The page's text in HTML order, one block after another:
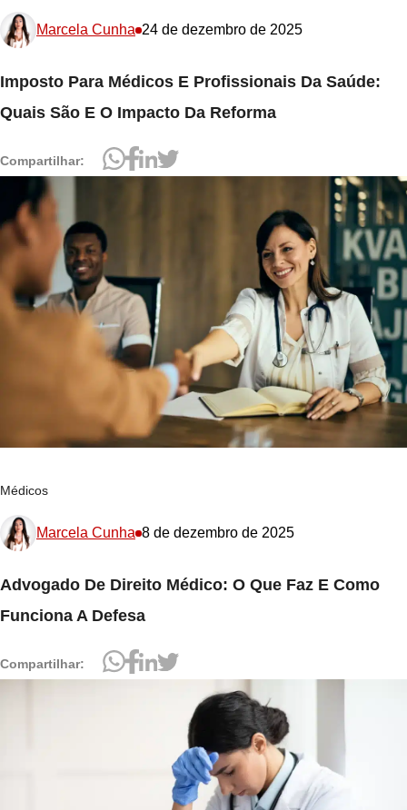
Marcela Cunha 24 de dezembro de 2025
Imposto Para Médicos E Profissionais Da Saúde:
Quais São E O Impacto Da Reforma
Compartilhar:
Médicos
Marcela Cunha 8 de dezembro de 2025
Advogado De Direito Médico: O Que Faz E Como
Funciona A Defesa
Compartilhar: